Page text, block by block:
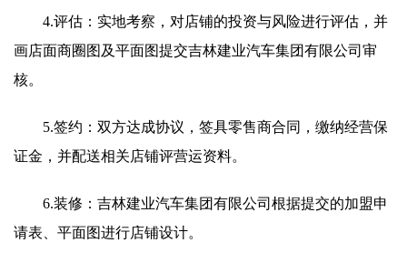
4.评估：实地考察，对店铺的投资与风险进行评估，并
画店面商圈图及平面图提交吉林建业汽车集团有限公司审
核。
5.签约：双方达成协议，签具零售商合同，缴纳经营保
证金，并配送相关店铺评营运资料。
6.装修：吉林建业汽车集团有限公司根据提交的加盟申
请表、平面图进行店铺设计。